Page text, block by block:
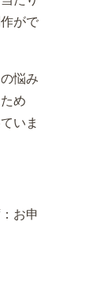
がで
悩み
め
いま
お申